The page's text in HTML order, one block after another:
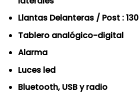
Llantas Delanteras / Post :
Tablero analógico-digital
Alarma
Luces led
Bluetooth, USB y radio